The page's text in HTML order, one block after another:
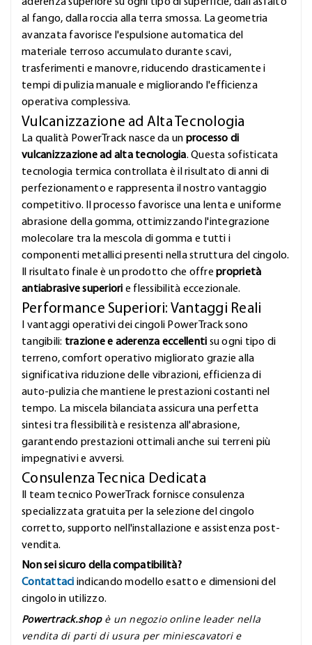
al fango, dalla roccia alla terra smossa. La geometria
avanzata favorisce l'espulsione automatica del
materiale terroso accumulato durante scavi,
trasferimenti e manovre, riducendo drasticamente i
tempi di pulizia manuale e migliorando l'efficienza
operativa complessiva.
Vulcanizzazione ad Alta Tecnologia
La qualità PowerTrack nasce da un processo di
vulcanizzazione ad alta tecnologia. Questa sofisticata
tecnologia termica controllata è il risultato di anni di
perfezionamento e rappresenta il nostro vantaggio
competitivo. Il processo favorisce una lenta e uniforme
abrasione della gomma, ottimizzando l'integrazione
molecolare tra la mescola di gomma e tutti i
componenti metallici presenti nella struttura del cingolo.
Il risultato finale è un prodotto che offreproprietà
antiabrasive superiori e flessibilità eccezionale.
Performance Superiori: Vantaggi Reali
I vantaggi operativi dei cingoli PowerTrack sono
tangibili: trazione e aderenza eccellenti su ogni tipo di
terreno, comfort operativo migliorato grazie alla
significativa riduzione delle vibrazioni, efficienza di
auto-pulizia che mantiene le prestazioni costanti nel
tempo. La miscela bilanciata assicura una perfetta
sintesi tra flessibilità e resistenza all'abrasione,
garantendo prestazioni ottimali anche sui terreni più
impegnativi e avversi.
Consulenza Tecnica Dedicata
Il team tecnico PowerTrack fornisce consulenza
specializzata gratuita per la selezione del cingolo
corretto, supporto nell'installazione e assistenza post-
vendita.
Non sei sicuro della compatibilità?
Contattaci indicando modello esatto e dimensioni del
cingolo in utilizzo.
Powertrack.shop è un negozio online leader nella
vendita di parti di usura per miniescavatori e